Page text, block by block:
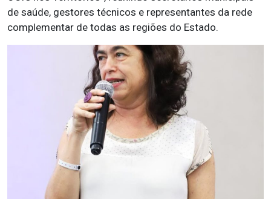
de saúde, gestores técnicos e representantes da rede
complementar de todas as regiões do Estado.